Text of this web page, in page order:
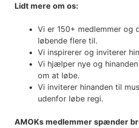
Lidt mere om os:
Vi er 150+ medlemmer og
løbende flere til.
Vi inspirerer og inviterer
Vi hjælper nye og
om at løbe.
Vi inviterer hinanden til
udenfor løbe regi.
AMOKs medlemmer spænder